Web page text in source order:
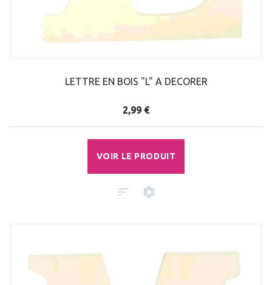
LETTRE EN BOIS "L" A DECORER
2,99 €
VOIR LE PRODUIT